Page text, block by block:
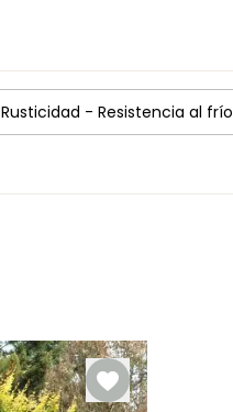
Rusticidad - Resistencia al frío